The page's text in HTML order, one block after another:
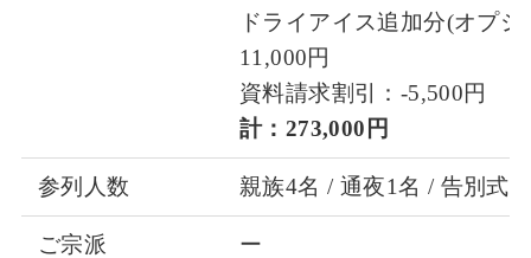
ドライアイス追加分(オプシ
11,000円
資料請求割引：-5,500円
計：273,000円
参列人数 親族4名 / 通夜1名 / 告別式4
ご宗派 ー